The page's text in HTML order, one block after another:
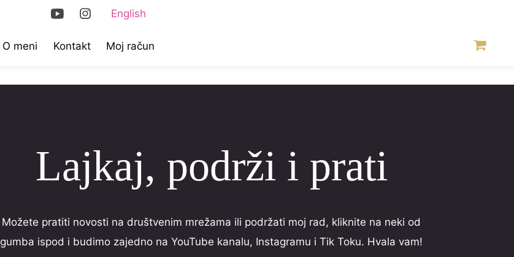
English
O meni Kontakt Moj račun
Lajkaj, podrži i prati
Možete pratiti novosti na društvenim mrežama ili podržati moj rad, kliknite na neki od
gumba ispod i budimo zajedno na YouTube kanalu, Instagramu i Tik Toku. Hvala vam!